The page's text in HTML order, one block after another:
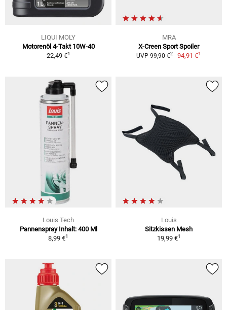
LIQUI MOLY
Motorenöl 4-Takt 10W-40
22,49 €1
MRA
X-Creen Sport Spoiler
UVP 99,90 €2 94,91 €1
Louis Tech
Pannenspray Inhalt: 400 Ml
8,99 €1
Louis
Sitzkissen Mesh
19,99 €1